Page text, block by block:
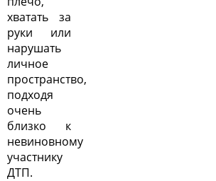
хватать за
руки или
нарушать
личное
пространство,
подходя
очень
близко к
невиновному
участнику
ДТП.